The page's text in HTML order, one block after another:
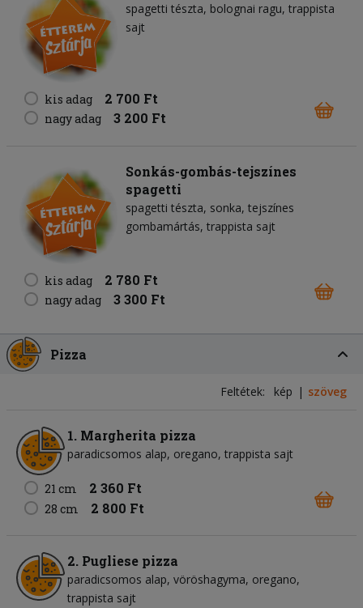
spagetti tészta bolognai ragu trappista
sajt
kis adag 2 700 Ft
nagy adag 3 200 Ft
Sonkás-gombás-tejszínes
spagetti
spagetti tészta sonka tejszínes
gombamártás trappista sajt
kis adag 2 780 Ft
nagy adag 3 300 Ft
Pizza
Feltétek: kép szöveg
1. Margherita pizza
paradicsomos alap oregano trappista sajt
21 cm 2 360 Ft
28 cm 2 800 Ft
2. Pugliese pizza
paradicsomos alap vöröshagyma oregano
trappista sajt